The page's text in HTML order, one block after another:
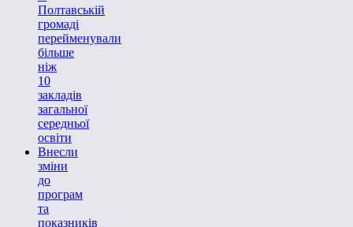
Полтавській
громаді
перейменували
більше
ніж
10
закладів
загальної
середньої
освіти
Внесли
зміни
до
програм
та
показників